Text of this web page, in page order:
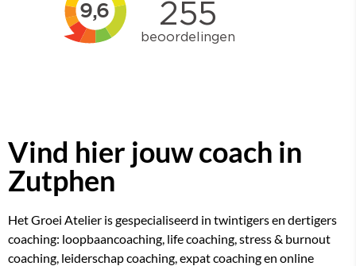
Vind hier jouw coach in
Zutphen
Het Groei Atelier is gespecialiseerd in twintigers en dertigers
coaching: loopbaancoaching , life coaching, stress & burnout
coaching, leiderschap coaching, expat coaching en online